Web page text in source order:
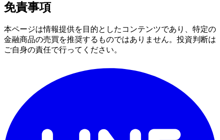
免責事項
本ページは情報提供を目的としたコンテンツであり、特定の
金融商品の売買を推奨するものではありません。投資判断は
ご自身の責任で行ってください。